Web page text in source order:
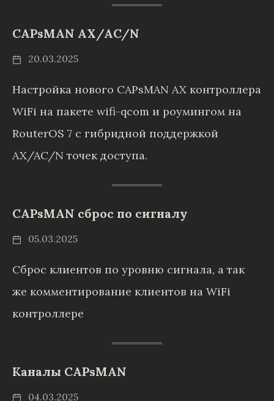
CAPsMAN AX/AC/N
20.03.2025
Настройка нового CAPsMAN AX контроллера
WiFi на пакете wifi-qcom и роумингом на
RouterOS 7 c гибридной поддержкой
AX/AC/N точек доступа.
CAPsMAN сброс по сигналу
05.03.2025
Сброс клиентов по уровню сигнала, а так
же комментирование клиентов на WiFi
контроллере
Каналы CAPsMAN
04.03.2025